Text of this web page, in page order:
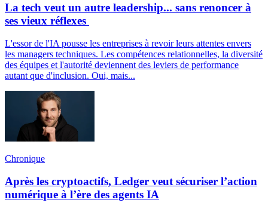
La tech veut un autre leadership... sans renoncer à
ses vieux réflexes
L'essor de l'IA pousse les entreprises à revoir leurs attentes envers
les managers techniques. Les compétences relationnelles, la diversité
des équipes et l'autorité deviennent des leviers de performance
autant que d'inclusion. Oui, mais...
Chronique
Après les cryptoactifs, Ledger veut sécuriser l’action
numérique à l’ère des agents IA